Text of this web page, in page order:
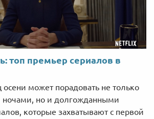
топ премьер сериалов в
может порадовать не только
но и долгожданными
которые захватывают с первой